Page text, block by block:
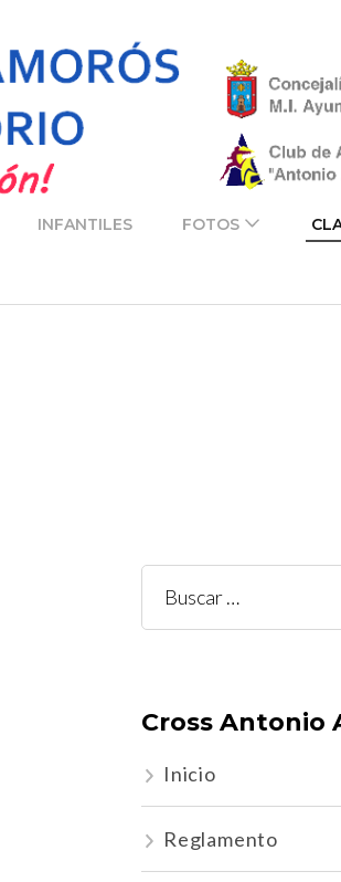
INFANTILES FOTOS
Buscar:
Cross Antonio
Inicio
Reglamento